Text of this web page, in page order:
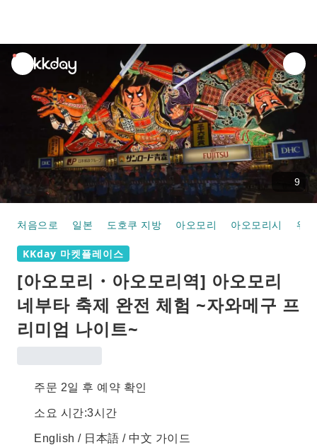
unread
notifications
9
처음으로 일본 도호쿠 지방 아오모리 아오모리시 워
KKday 마켓플레이스
[아오모리・아오모리역] 아오모리
네부타 축제 완전 체험 ~자와메구 프
리미엄 나이트~
주문 2일 후 예약 확인
소요 시간:3시간
English / 日本語 / 中文 가이드